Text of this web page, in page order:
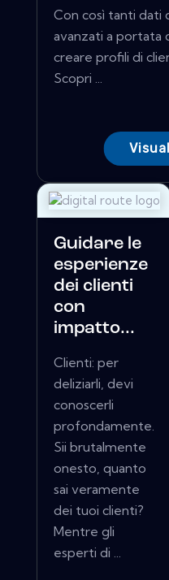
Con così tanti dati
avanzati a portata
creare profili di
Scopri ...
Guidare le
esperienze
dei clienti
con
impatto...
Clienti: per
deliziarli, devi
conoscerli
profondamente.
Sii brutalmente
onesto, quanto
sai veramente
dei tuoi clienti?
Mentre gli
esperti di ...